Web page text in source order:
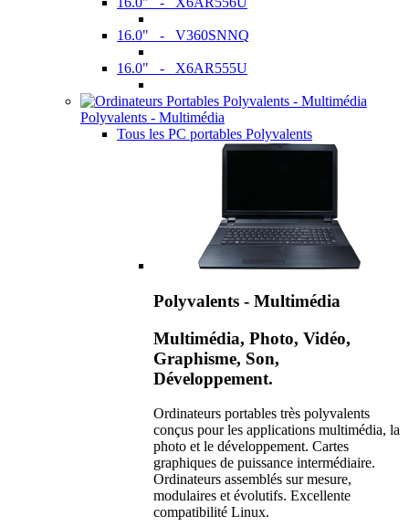
16.0" - V360SNNQ
16.0" - X6AR555U
Polyvalents - Multimédia
Tous les PC portables Polyvalents
Polyvalents - Multimédia
Multimédia, Photo, Vidéo,
Graphisme, Son,
Développement.
Ordinateurs portables très polyvalents
conçus pour les applications multimédia, la
photo et le développement. Cartes
graphiques de puissance intermédiaire.
Ordinateurs assemblés sur mesure,
modulaires et évolutifs. Excellente
compatibilité Linux.